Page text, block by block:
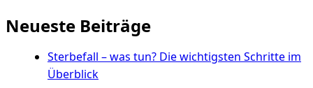
Neueste Beiträge
Sterbefall – was tun? Die wichtigsten Schritte im
Überblick